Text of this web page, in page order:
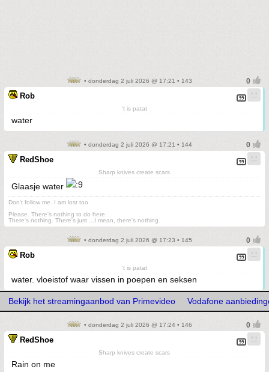
• donderdag 2 juli 2026 @ 17:21 • 143
Rob
't is patat
water
• donderdag 2 juli 2026 @ 17:21 • 144
RedShoe
Sharp knives create scars
Glaasje water
Don't follow me. I am lost too
Please. There's nothing to do here.
There's nothing. There's just....I mean, there's nothing.
• donderdag 2 juli 2026 @ 17:23 • 145
Rob
't is patat
water. vloeistof waar vissen in poepen en seksen
Bekijk het streamingaanbod van Primevideo Vodafone
• donderdag 2 juli 2026 @ 17:24 • 146
RedShoe
Sharp knives create scars
Rain on me